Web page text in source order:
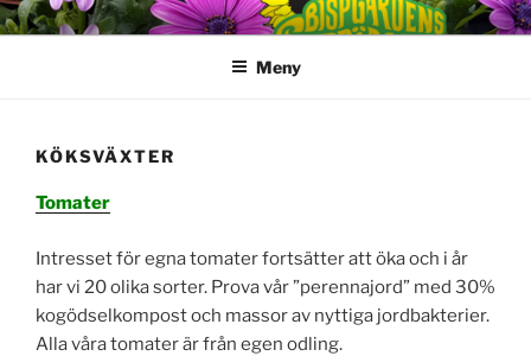
Hoppa
till
Meny
KÖKSVÄXTER
Tomater
Intresset för egna tomater fortsätter att öka och i år
har vi 20 olika sorter. Prova vår ”perennajord” med 30%
kogödselkompost och massor av nyttiga jordbakterier.
Alla våra tomater är från egen odling.